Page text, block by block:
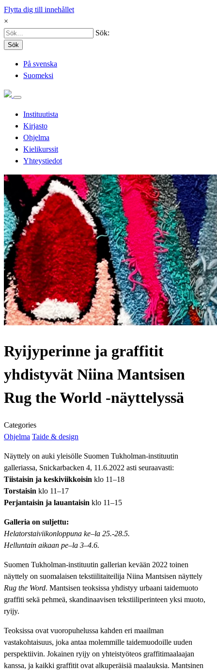
Flytta dig till innehållet
×
Sök:
Sök
På svenska
Suomeksi
Instituutista
Kirjasto
Ohjelma
Kielikurssit
Yhteystiedot
Ryijyperinne ja graffitit
yhdistyvät Niina Mantsisen
Rug the World -näyttelyssä
Categories
Ohjelma Taide & design
Näyttely on auki yleisölle Suomen Tukholman-instituutin
galleriassa, Snickarbacken 4, 11.6.2022 asti seuraavasti:
Tiistaisin ja keskiviikkoisin klo 11–18
Torstaisin klo 11–17
Perjantaisin ja lauantaisin klo 11–15
Galleria on suljettu:
Helatorstaiviikonloppuna ke–la 25.-28.5.
Helluntain aikaan pe–la 3–4.6.
Suomen Tukholman-instituutin gallerian kevään 2022 toinen
näyttely on suomalaisen tekstiilitaiteilija Niina Mantsisen näyttely
Rug the Word. Mantsisen teoksissa yhdistyy urbaani taidemuoto
graffiti sekä pehmeä, skandinaavisen tekstiiliperinteen yksi muoto,
ryijy.
Teoksissa ovat vuoropuhelussa kahden eri maailman
vastakohtaisuus, joka antaa molemmille taidemuodoille uuden
perspektiivin. Jokainen ryijy on yhteistyöteos graffitimaalaajan
kanssa, ja kaikki graffitit ovat alkuperäisiä maalauksia. Mantsinen